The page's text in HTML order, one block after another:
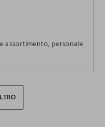
assortimento, personale